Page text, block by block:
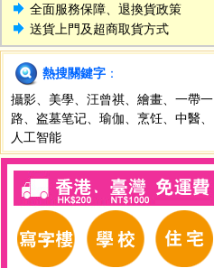
全面服務保障、退換貨政策
送貨上門及超商取貨方式
熱搜關鍵字 ：
攝影
美學 汪曾祺 繪畫
一帶一
路
盗墓笔记 瑜伽 烹饪 中醫
人工智能